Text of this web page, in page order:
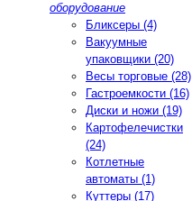
оборудование
Бликсеры (4)
Вакуумные
упаковщики (20)
Весы торговые (28)
Гастроемкости (16)
Диски и ножи (19)
Картофелечистки
(24)
Котлетные
автоматы (1)
Куттеры (17)